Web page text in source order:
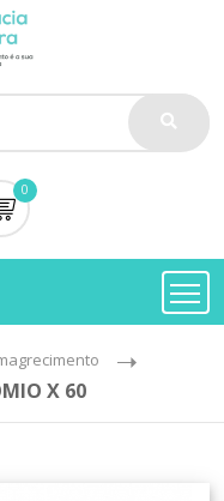
0
X 60